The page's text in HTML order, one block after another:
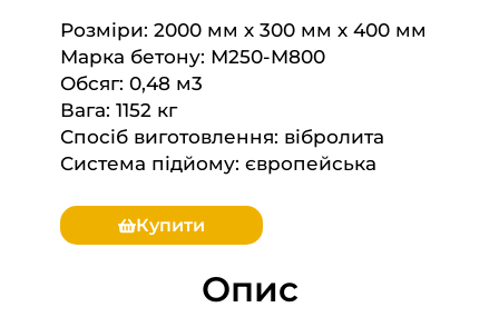
Розміри: 2000 мм х 300 мм х 400 мм
Марка бетону: М250-M800
Обсяг: 0,48 м3
Вага: 1152 кг
Спосіб виготовлення: вібролита
Система підйому: європейська
Купити
Опис